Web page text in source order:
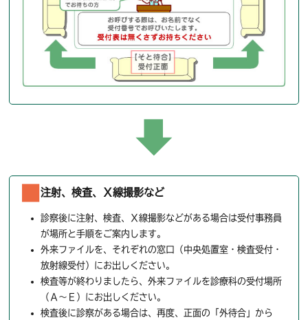
注射、検査、Ｘ線撮影など
診察後に注射、検査、Ｘ線撮影などがある場合は受付事務員
が場所と手順をご案内します。
外来ファイルを、それぞれの窓口（中央処置室・検査受付・
放射線受付）にお出しください。
検査等が終わりましたら、外来ファイルを診療科の受付場所
（Ａ～Ｅ）にお出しください。
検査後に診察がある場合は、再度、正面の「外待合」から